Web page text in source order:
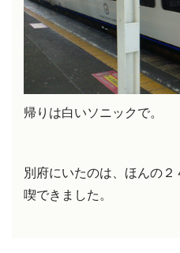
帰りは白いソニックで。
別府にいたのは、ほんの
喫できました。